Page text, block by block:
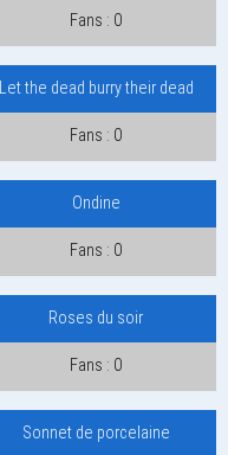
Fans : 0
Let the dead burry their dead
Fans : 0
Ondine
Fans : 0
Roses du soir
Fans : 0
Sonnet de porcelaine